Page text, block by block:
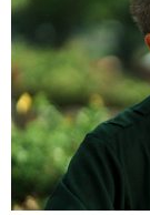
Đảng
Tổ chức nhân sự
Quốc hội
Nhận diện sự thật